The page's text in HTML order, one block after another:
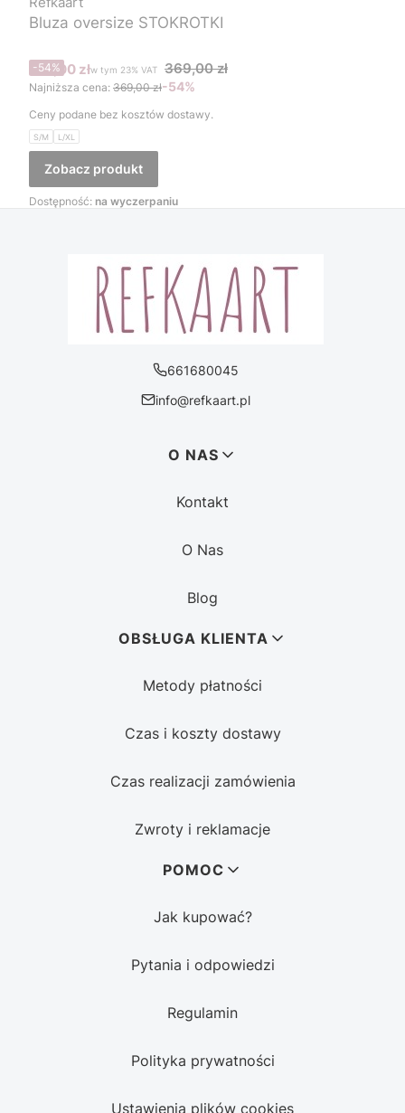
Bluza oversize STOKROTKI
Cena promocyjna brutto
169,00 złw tym %s VAT
w tym 23% VAT 369,00 zł
-54%
Najniższa cena: 369,00 zł-54%
Ceny podane bez kosztów dostawy.
S/M L/XL
Zobacz produkt
Dostępność: na wyczerpaniu
661680045
info@refkaart.pl
O NAS
Kontakt
O Nas
Blog
OBSŁUGA KLIENTA
Metody płatności
Czas i koszty dostawy
Czas realizacji zamówienia
Zwroty i reklamacje
POMOC
Jak kupować?
Pytania i odpowiedzi
Regulamin
Polityka prywatności
Ustawienia plików cookies